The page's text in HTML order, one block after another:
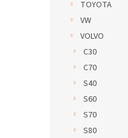
TOYOTA
VW
VOLVO
C30
C70
S40
S60
S70
S80